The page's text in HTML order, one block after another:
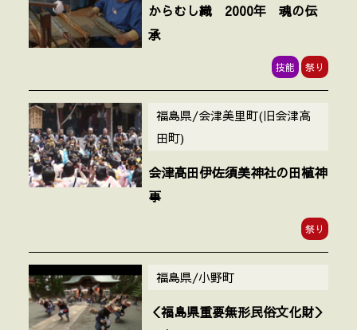
からむし織 2000年 魂の伝
承
技能 祭り
福島県/会津美里町(旧会津高
田町)
会津高田伊佐須美神社の田植神
事
祭り
福島県/小野町
＜福島県重要無形民俗文化財＞